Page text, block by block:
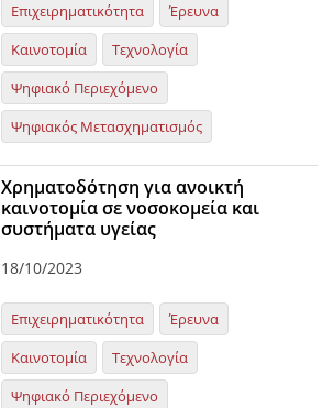
Επιχειρηματικότητα
Έρευνα
Καινοτομία
Τεχνολογία
Ψηφιακό Περιεχόμενο
Ψηφιακός Μετασχηματισμός
Χρηματοδότηση για ανοικτή
καινοτομία σε νοσοκομεία και
συστήματα υγείας
18/10/2023
Επιχειρηματικότητα
Έρευνα
Καινοτομία
Τεχνολογία
Ψηφιακό Περιεχόμενο